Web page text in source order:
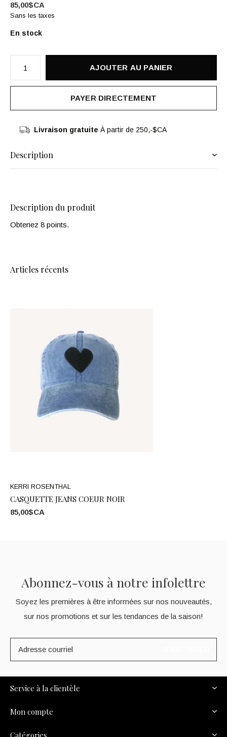
85,00$CA
Sans les taxes
En stock
AJOUTER AU PANIER
PAYER DIRECTEMENT
Livraison gratuite À partir de 250,-$CA
Description
Description du produit
Obtenez 8 points.
Articles récents
KERRI ROSENTHAL
CASQUETTE JEANS COEUR NOIR
85,00$CA
Abonnez-vous à notre infolettre
Soyez les premières à être informées sur nos nouveautés,
sur nos promotions et sur les tendances de la saison!
Service à la clientèle
Mon compte
Catégories